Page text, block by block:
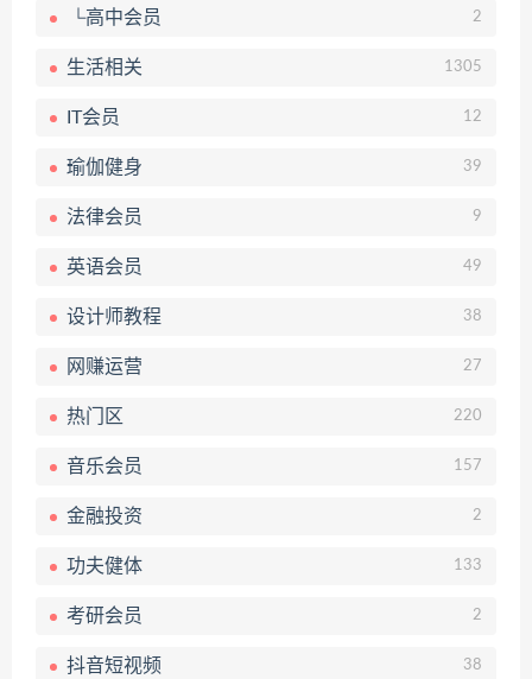
└高中会员 2
生活相关 1305
IT会员 12
瑜伽健身 39
法律会员 9
英语会员 49
设计师教程 38
网赚运营 27
热门区 220
音乐会员 157
金融投资 2
功夫健体 133
考研会员 2
抖音短视频 38